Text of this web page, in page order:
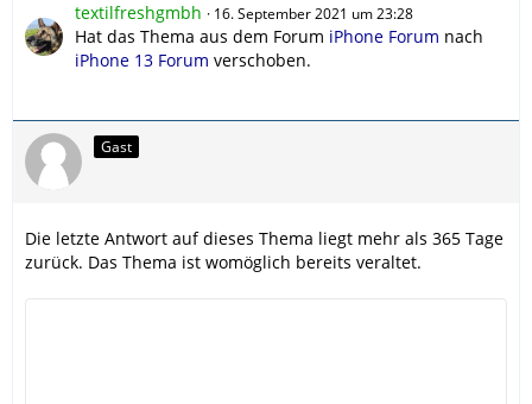
textilfreshgmbh 16. September 2021 um 23:28
Hat das Thema aus dem Forum iPhone Forum nach
iPhone 13 Forum verschoben.
Gast
Die letzte Antwort auf dieses Thema liegt mehr als 365 Tage
zurück. Das Thema ist womöglich bereits veraltet.